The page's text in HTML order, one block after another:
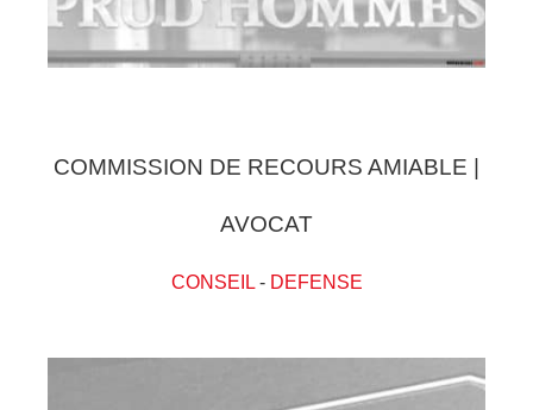
COMMISSION DE RECOURS AMIABLE |
AVOCAT
CONSEIL- DEFENSE